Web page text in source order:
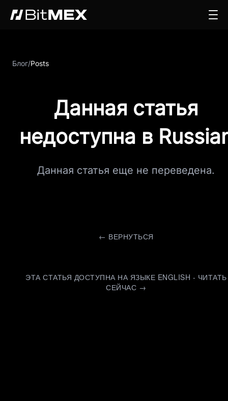
Блог/Posts
Данная статья
недоступна в
Данная статья еще не переведена.
← ВЕРНУТЬСЯ
ЭТА СТАТЬЯ ДОСТУПНА НА ЯЗЫКЕ ENGLISH - ЧИТАТЬ
СЕЙЧАС →